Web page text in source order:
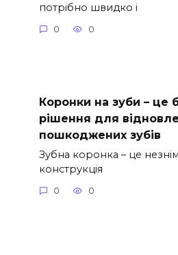
потрібно швидко і
0 0
Коронки на зуби – це
рішення для
пошкоджених зубів
Зубна коронка – це
конструкція
0 0